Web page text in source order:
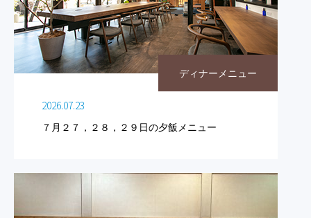
ディナーメニュー
2026.07.23
７月２７，２８，２９日の夕飯メニュー